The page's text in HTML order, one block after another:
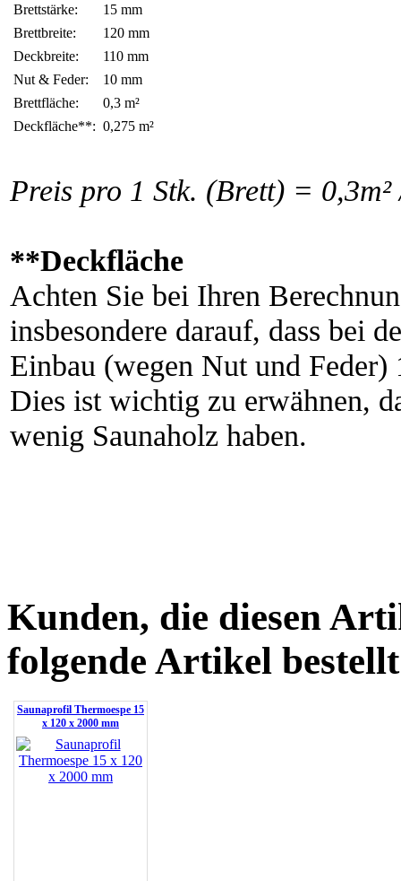
Brettstärke:
15 mm
Brettbreite:
120 mm
Deckbreite:
110 mm
Nut & Feder:
10 mm
Brettfläche:
0,3 m²
Deckfläche**: 0,275 m²
Preis pro 1 Stk. (Brett) =
**Deckfläche
Achten Sie bei Ihren
insbesondere darauf, dass bei
Einbau (wegen Nut und
Dies ist wichtig zu erwähnen,
wenig Saunaholz haben.
Kunden, die diesen
folgende Artikel
Saunaprofil Thermoespe 15
x 120 x 2000 mm